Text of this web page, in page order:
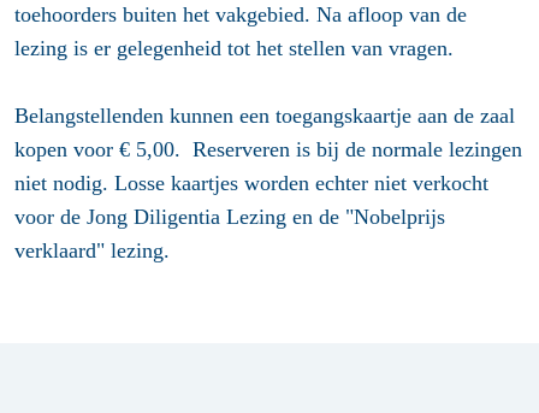
toehoorders buiten het vakgebied. Na afloop van de
lezing is er gelegenheid tot het stellen van vragen.
Belangstellenden kunnen een toegangskaartje aan de zaal
kopen voor € 5,00. Reserveren is bij de normale lezingen
niet nodig. Losse kaartjes worden echter niet verkocht
voor de Jong Diligentia Lezing en de "Nobelprijs
verklaard" lezing.